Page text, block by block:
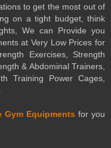
to get the most out of
on a tight budget, think
We can Provide you
at Very Low Prices for
Exercises, Strength
& Abdominal Trainers,
Training Power Cages,
Gym Equipments for you